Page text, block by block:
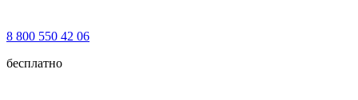
8 800 550 42 06
бесплатно